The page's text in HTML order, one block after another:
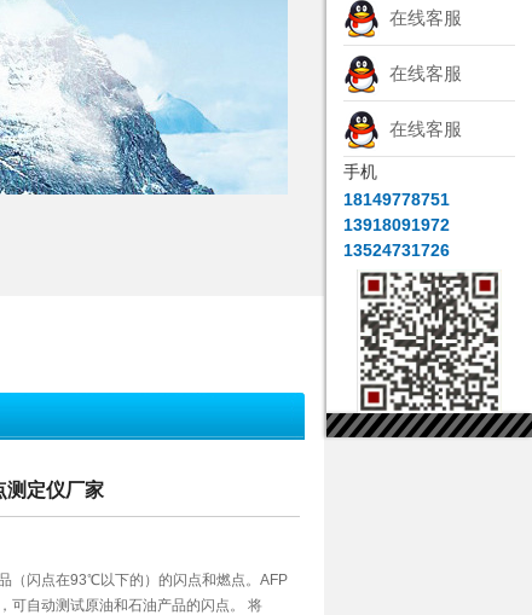
测定仪厂家
（闪点在93℃以下的）的闪点和燃点。AFP
可自动测试原油和石油产品的闪点。 将
在线客服
在线客服
在线客服
手机
18149778751
13918091972
13524731726